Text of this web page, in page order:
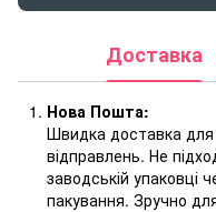
Доставка
Нова Пошта:
Швидка доставка для
відправлень. Не
заводській упаковці
пакування. Зручно